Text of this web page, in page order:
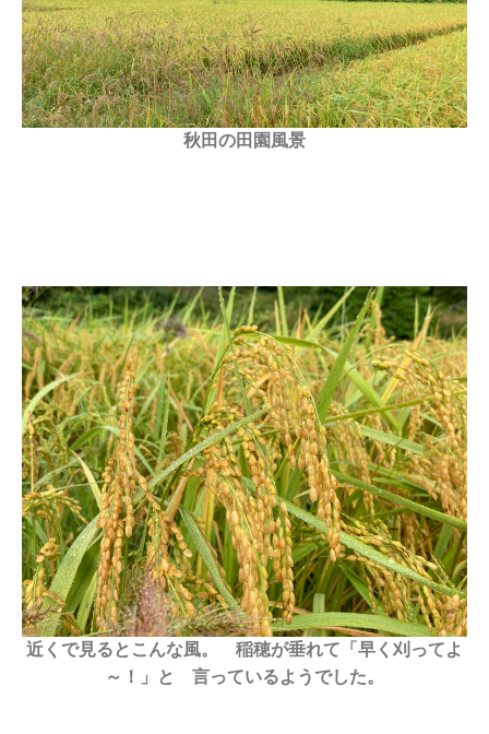
秋田の田園風景
近くで見るとこんな風。 稲穂が垂れて「早く刈ってよ
～！」と 言っているようでした。